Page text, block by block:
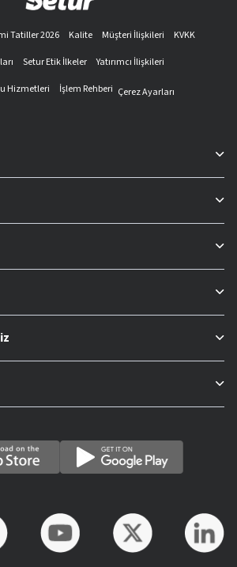
Tatiller 2026 Kalite Müşteri İlişkileri
KVKK
Setur Etik İlkeler
Yatırımcı İlişkileri
Hizmetleri
İşlem Rehberi Çerez Ayarları